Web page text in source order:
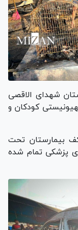
شهدای الاقصی
کودکان و
کف بیمارستان تحت
پزشکی تمام شده